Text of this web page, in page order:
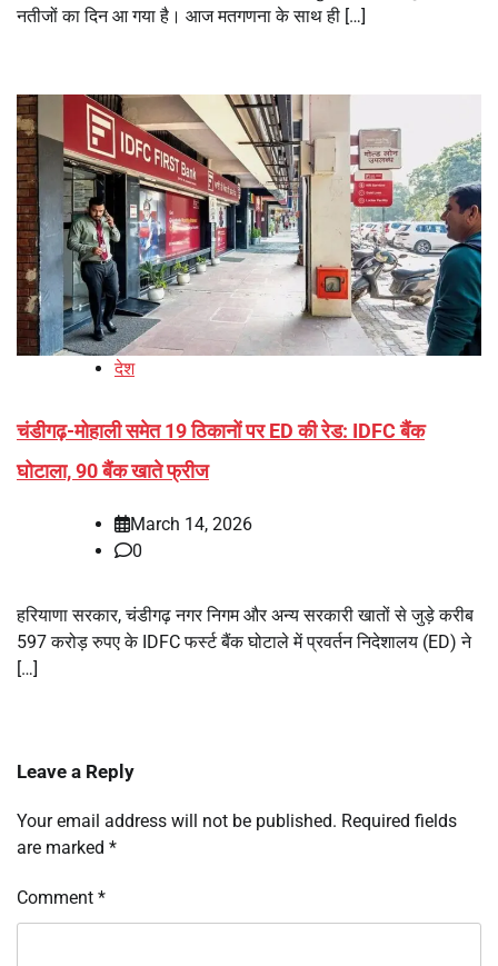
नतीजों का दिन आ गया है। आज मतगणना के साथ ही […]
देश
चंडीगढ़-मोहाली समेत 19 ठिकानों पर ED की रेड: IDFC बैंक
घोटाला, 90 बैंक खाते फ्रीज
March 14, 2026
0
हरियाणा सरकार, चंडीगढ़ नगर निगम और अन्य सरकारी खातों से जुड़े करीब
597 करोड़ रुपए के IDFC फर्स्ट बैंक घोटाले में प्रवर्तन निदेशालय (ED) ने
[…]
Leave a Reply
Your email address will not be published. Required fields
are marked *
Comment *